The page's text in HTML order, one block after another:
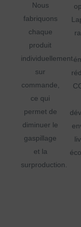
Nous
fabriquons
chaque
produit
individuellement
sur
commande,
ce qui
permet de
diminuer le
gaspillage
et la
surproduction.